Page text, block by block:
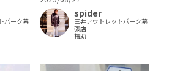
パーク幕
spider
三井アウトレットパーク幕
張店
福助